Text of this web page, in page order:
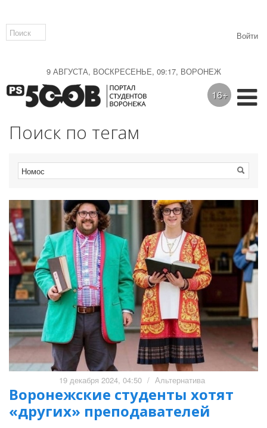
9 АВГУСТА, ВОСКРЕСЕНЬЕ, 09:17, ВОРОНЕЖ
Войти
16+
Поиск по тегам
19 декабря 2024, 04:50 / Альтернатива
Воронежские студенты хотят
«других» преподавателей